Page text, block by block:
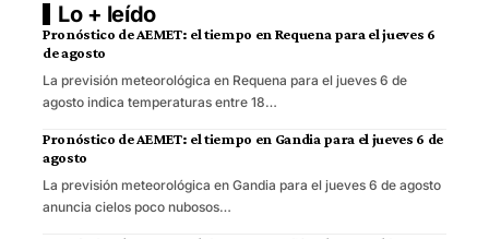
Lo + leído
Pronóstico de AEMET: el tiempo en Requena para el jueves 6
de agosto
La previsión meteorológica en Requena para el jueves 6 de
agosto indica temperaturas entre 18…
Pronóstico de AEMET: el tiempo en Gandia para el jueves 6 de
agosto
La previsión meteorológica en Gandia para el jueves 6 de agosto
anuncia cielos poco nubosos…